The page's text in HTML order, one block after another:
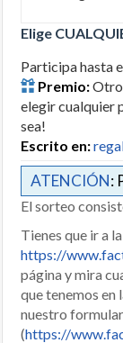
Elige
Participa hasta
Premio:
elegir cualquier
sea!
Escrito en:
ATENCIÓN:
El sorteo
Tienes que ir a
https://
página y mira
que tenemos en
nuestro
(https://